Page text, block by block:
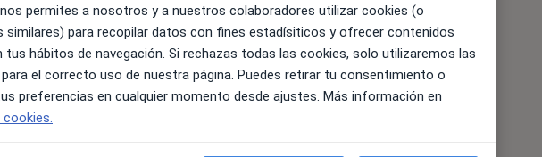
la psicología. Actualmente estoy
Desde que era muy joven descubrí
mente y poder ayudar a los
permites a nosotros y a nuestros colaboradores utilizar cookies (o
similares) para recopilar datos con fines estadísiticos y ofrecer contenidos
tus hábitos de navegación. Si rechazas todas las cookies, solo utilizaremos las
el correcto uso de nuestra página. Puedes retirar tu consentimiento o
preferencias en cualquier momento desde ajustes. Más información en